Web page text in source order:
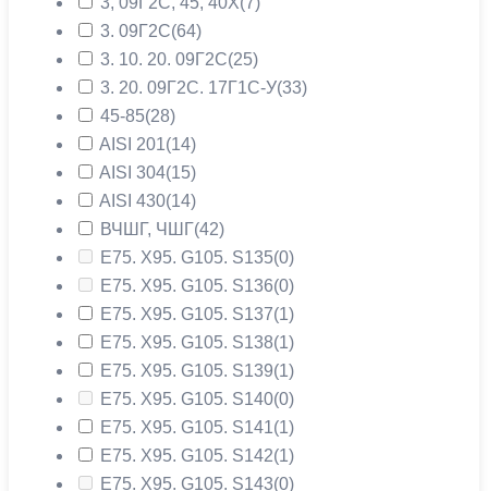
3. 09Г2С(64)
3. 10. 20. 09Г2С(25)
3. 20. 09Г2С. 17Г1С-У(33)
45-85(28)
AISI 201(14)
AISI 304(15)
AISI 430(14)
ВЧШГ, ЧШГ(42)
Е75. Х95. G105. S135(0)
Е75. Х95. G105. S136(0)
Е75. Х95. G105. S137(1)
Е75. Х95. G105. S138(1)
Е75. Х95. G105. S139(1)
Е75. Х95. G105. S140(0)
Е75. Х95. G105. S141(1)
Е75. Х95. G105. S142(1)
Е75. Х95. G105. S143(0)